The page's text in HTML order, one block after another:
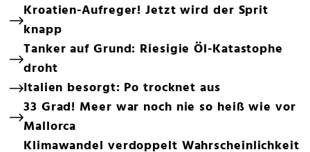
Kroatien-Aufreger! Jetzt wird der Sprit
knapp
Tanker auf Grund: Riesigie Öl-Katastophe
droht
Italien besorgt: Po trocknet aus
33 Grad! Meer war noch nie so heiß wie vor
Mallorca
Klimawandel verdoppelt Wahrscheinlichkeit